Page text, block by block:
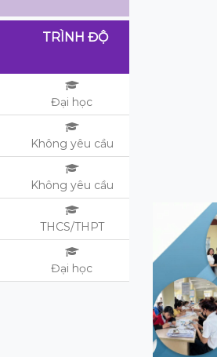
TRÌNH ĐỘ
Đại học
Không yêu cầu
Không yêu cầu
THCS/THPT
Đại học